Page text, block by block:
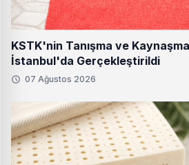
KSTK'nin Tanışma ve
İstanbul'da Gerçekleştirildi
07 Ağustos 2026